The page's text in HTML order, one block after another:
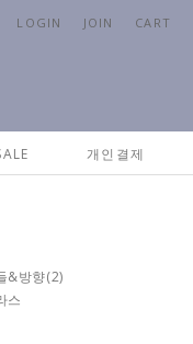
LOGIN JOIN CART
개인결제
&방향(2)
스